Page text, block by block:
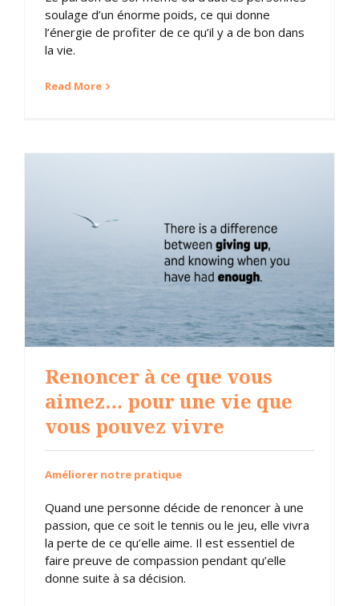
soulage d’un énorme poids, ce qui donne
l’énergie de profiter de ce qu’il y a de bon dans
la vie.
Read More
Renoncer à ce que vous
aimez… pour une vie que
vous pouvez vivre
Améliorer notre pratique
Quand une personne décide de renoncer à une
passion, que ce soit le tennis ou le jeu, elle vivra
la perte de ce qu’elle aime. Il est essentiel de
faire preuve de compassion pendant qu’elle
donne suite à sa décision.